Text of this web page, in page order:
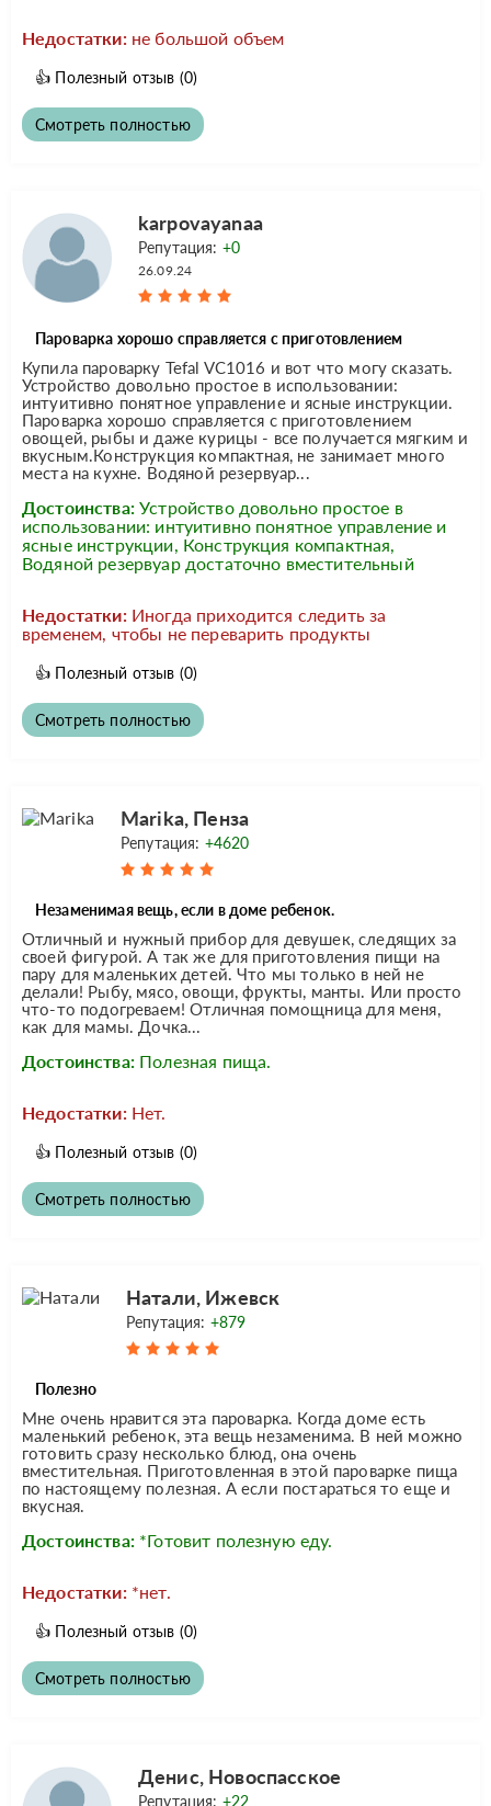
Недостатки: не большой объем
👍 Полезный отзыв (0)
Смотреть полностью
karpovayanaa
Репутация: +0
26.09.24
Пароварка хорошо справляется с приготовлением
Купила пароварку Tefal VC1016 и вот что могу сказать.
Устройство довольно простое в использовании:
интуитивно понятное управление и ясные инструкции.
Пароварка хорошо справляется с приготовлением
овощей, рыбы и даже курицы - все получается мягким и
вкусным.Конструкция компактная, не занимает много
места на кухне. Водяной резервуар...
Достоинства: Устройство довольно простое в
использовании: интуитивно понятное управление и
ясные инструкции, Конструкция компактная,
Водяной резервуар достаточно вместительный
Недостатки: Иногда приходится следить за
временем, чтобы не переварить продукты
👍 Полезный отзыв (0)
Смотреть полностью
Marika, Пенза
Репутация: +4620
Незаменимая вещь, если в доме ребенок.
Отличный и нужный прибор для девушек, следящих за
своей фигурой. А так же для приготовления пищи на
пару для маленьких детей. Что мы только в ней не
делали! Рыбу, мясо, овощи, фрукты, манты. Или просто
что-то подогреваем! Отличная помощница для меня,
как для мамы. Дочка...
Достоинства: Полезная пища.
Недостатки: Нет.
👍 Полезный отзыв (0)
Смотреть полностью
Натали, Ижевск
Репутация: +879
Полезно
Мне очень нравится эта пароварка. Когда доме есть
маленький ребенок, эта вещь незаменима. В ней можно
готовить сразу несколько блюд, она очень
вместительная. Приготовленная в этой пароварке пища
по настоящему полезная. А если постараться то еще и
вкусная.
Достоинства: *Готовит полезную еду.
Недостатки: *нет.
👍 Полезный отзыв (0)
Смотреть полностью
Денис, Новоспасское
Репутация: +22